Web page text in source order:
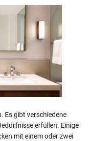
Es gibt verschiedene
erfüllen. Einige
mit einem oder zwei